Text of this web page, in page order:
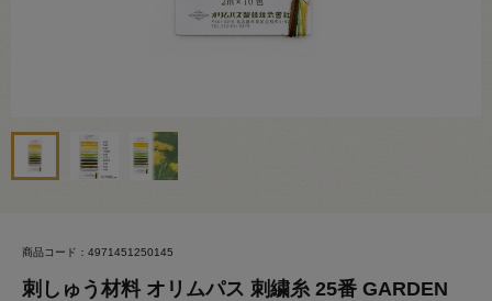
商品コード：4971451250145
刺しゅう材料 オリムパス 刺繍糸 25番 GARDEN